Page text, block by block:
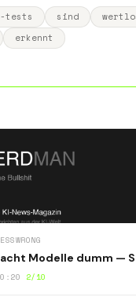
tests sind
erkennt
Modelle dumm —
2/10